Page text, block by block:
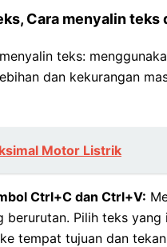
Cara menyalin teks
teks:
dan kekurangan
Motor Listrik
Ctrl+C dan Ctrl+V:
berurutan. Pilih teks
tempat tujuan dan